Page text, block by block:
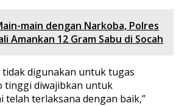
main dengan Narkoba, Polres
Amankan 12 Gram Sabu di Socah
tidak digunakan untuk tugas
tinggi diwajibkan untuk
telah terlaksana dengan baik,”